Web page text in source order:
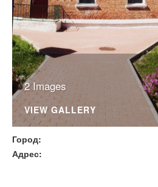
2 Images
VIEW GALLERY
Город
Адрес